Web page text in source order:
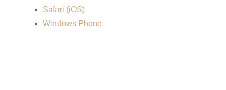
Safari (iOS)
Windows Phone